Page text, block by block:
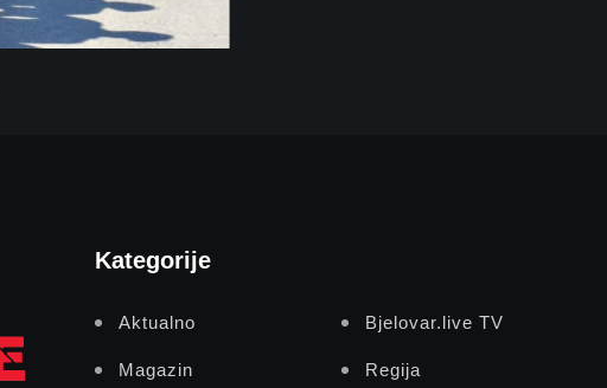
Kategorije
Aktualno Bjelovar.live TV
Magazin Regija